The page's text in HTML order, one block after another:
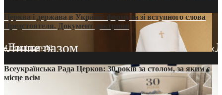
Церква і держава в Україні: формула зі вступного слова
Предстоятеля. Документ доктрини
4 тижні тому18
Всеукраїнська Рада Церков: 30 років за столом, за яким є
місце всім